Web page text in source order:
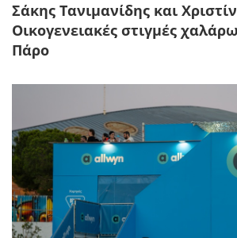
Σάκης Τανιμανίδης και
Οικογενειακές στιγμές
Πάρο